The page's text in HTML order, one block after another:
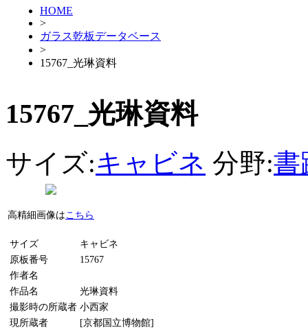
HOME
>
ガラス乾板データベース
>
15767_光琳資料
15767_光琳資料
サイズ:キャビネ 分野:書
高精細画像はこちら
サイズ
キャビネ
原板番号
15767
作者名
作品名
光琳資料
撮影時の所蔵者 小西家
現所蔵者
[京都国立博物館]